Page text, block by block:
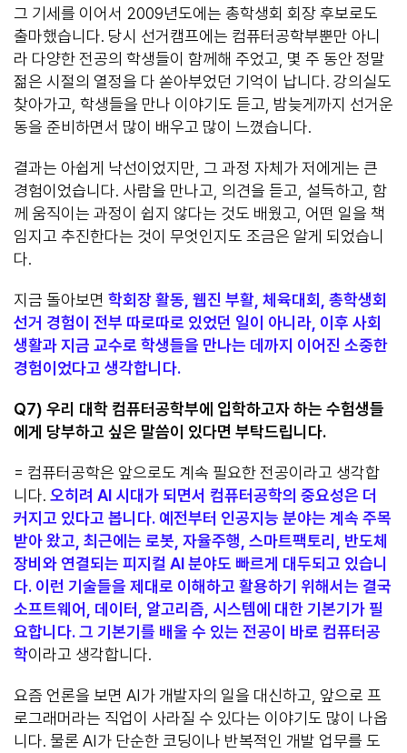
그 기세를 이어서 2009년도에는 총학생회 회장 후보로도
출마했습니다. 당시 선거캠프에는 컴퓨터공학부뿐만 아니
라 다양한 전공의 학생들이 함께해 주었고, 몇 주 동안 정말
젊은 시절의 열정을 다 쏟아부었던 기억이 납니다. 강의실도
찾아가고, 학생들을 만나 이야기도 듣고, 밤늦게까지 선거운
동을 준비하면서 많이 배우고 많이 느꼈습니다.
결과는 아쉽게 낙선이었지만, 그 과정 자체가 저에게는 큰
경험이었습니다. 사람을 만나고, 의견을 듣고, 설득하고, 함
께 움직이는 과정이 쉽지 않다는 것도 배웠고, 어떤 일을 책
임지고 추진한다는 것이 무엇인지도 조금은 알게 되었습니
다.
지금 돌아보면 학회장 활동, 웹진 부활, 체육대회, 총학생회
선거 경험이 전부 따로따로 있었던 일이 아니라, 이후 사회
생활과 지금 교수로 학생들을 만나는 데까지 이어진 소중한
경험이었다고 생각합니다.
Q7) 우리 대학 컴퓨터공학부에 입학하고자 하는 수험생들
에게 당부하고 싶은 말씀이 있다면 부탁드립니다.
= 컴퓨터공학은 앞으로도 계속 필요한 전공이라고 생각합
니다. 오히려 AI 시대가 되면서 컴퓨터공학의 중요성은 더
커지고 있다고 봅니다. 예전부터 인공지능 분야는 계속 주목
받아 왔고, 최근에는 로봇, 자율주행, 스마트팩토리, 반도체
장비와 연결되는 피지컬 AI 분야도 빠르게 대두되고 있습니
다. 이런 기술들을 제대로 이해하고 활용하기 위해서는 결국
소프트웨어, 데이터, 알고리즘, 시스템에 대한 기본기가 필
요합니다. 그 기본기를 배울 수 있는 전공이 바로 컴퓨터공
학이라고 생각합니다.
요즘 언론을 보면 AI가 개발자의 일을 대신하고, 앞으로 프
로그래머라는 직업이 사라질 수 있다는 이야기도 많이 나옵
니다. 물론 AI가 단순한 코딩이나 반복적인 개발 업무를 도